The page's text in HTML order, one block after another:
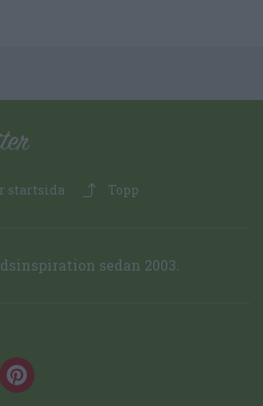
startsida Topp
sedan 2003.